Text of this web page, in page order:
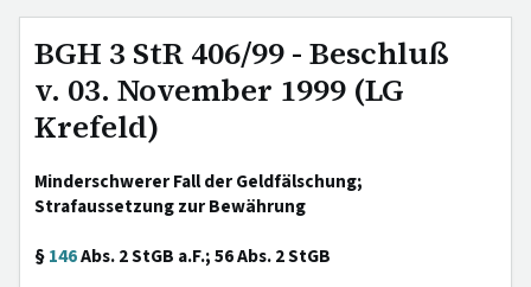
BGH 3 StR 406/99 - Beschluß
v. 03. November 1999 (LG
Krefeld)
Minderschwerer Fall der Geldfälschung;
Strafaussetzung zur Bewährung
§146Abs. 2 StGB a.F.; 56 Abs. 2 StGB